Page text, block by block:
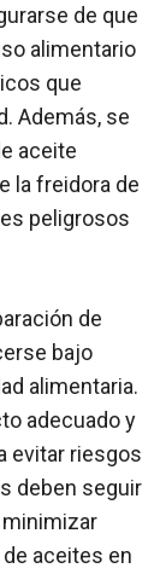
de que
alimentario
que
Además, se
aceite
la freidora de
peligrosos
de
bajo
alimentaria.
adecuado y
evitar riesgos
deben seguir
aceites en